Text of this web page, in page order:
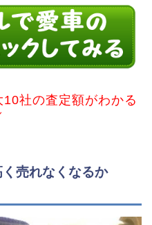
社の査定額がわかる
売れなくなるか